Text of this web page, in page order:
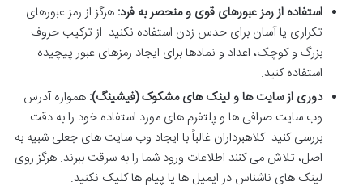
استفاده از رمز عبورهای قوی و منحصر به فرد: هرگز از رمز عبورهای
تکراری یا آسان برای حدس زدن استفاده نکنید. از ترکیب حروف
بزرگ و کوچک، اعداد و نمادها برای ایجاد رمزهای عبور پیچیده
استفاده کنید.
دوری از سایت ها و لینک های مشکوک (فیشینگ): همواره آدرس
وب سایت صرافی ها و پلتفرم های مورد استفاده خود را به دقت
بررسی کنید. کلاهبرداران غالباً با ایجاد وب سایت های جعلی شبیه به
اصل، تلاش می کنند اطلاعات ورود شما را به سرقت ببرند. هرگز روی
لینک های ناشناس در ایمیل ها یا پیام ها کلیک نکنید.